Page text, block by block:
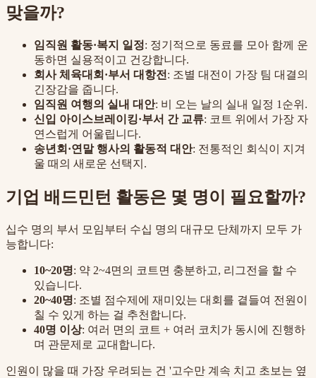
맞을까?
임직원 활동·복지 일정: 정기적으로 동료를 모아 함께 운
동하면 실용적이고 건강합니다.
회사 체육대회·부서 대항전 : 조별 대전이 가장 팀 대결의
긴장감을 줍니다.
임직원 여행의 실내 대안: 비 오는 날의 실내 일정 1순위.
신입 아이스브레이킹·부서 간 교류: 코트 위에서 가장 자
연스럽게 어울립니다.
송년회·연말 행사의 활동적 대안: 전통적인 회식이 지겨
울 때의 새로운 선택지.
기업 배드민턴 활동은 몇 명이 필요할까?
십수 명의 부서 모임부터 수십 명의 대규모 단체까지 모두 가
능합니다:
10~20명: 약 2~4면의 코트면 충분하고, 리그전을 할 수
있습니다.
20~40명: 조별 점수제에 재미있는 대회를 곁들여 전원이
칠 수 있게 하는 걸 추천합니다.
40명 이상: 여러 면의 코트 + 여러 코치가 동시에 진행하
며 관문제로 교대합니다.
인원이 많을 때 가장 우려되는 건 '고수만 계속 치고 초보는 옆